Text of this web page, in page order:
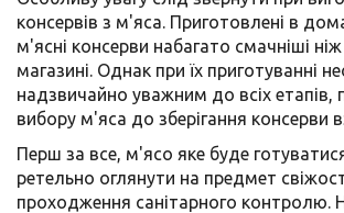
консервів з м'яса. Приготовлені в
м'ясні консерви набагато смачніші ніж
магазині. Однак при їх приготуванні
надзвичайно уважним до всіх етапів,
вибору м'яса до зберігання консерви
Перш за все, м'ясо яке буде
ретельно оглянути на предмет
проходження санітарного контролю.